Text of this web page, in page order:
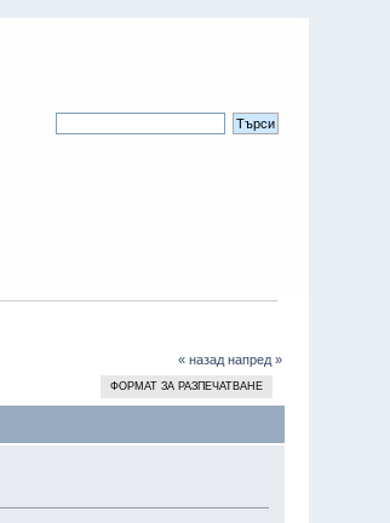
« назад напред »
ФОРМАТ ЗА РАЗПЕЧАТВАНЕ